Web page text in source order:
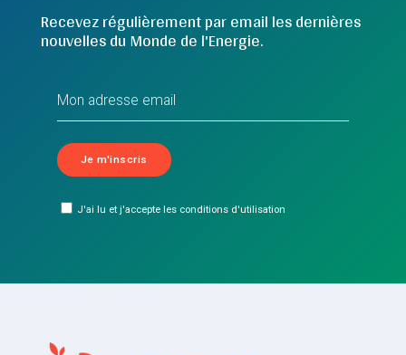
Recevez régulièrement par email les dernières
nouvelles du Monde de l'Energie.
J'ai lu et j'accepte les conditions d'utilisation